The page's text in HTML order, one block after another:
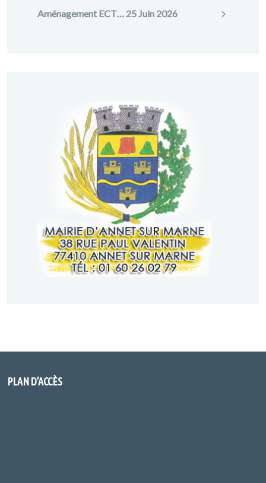
Aménagement ECT… 25 Juin 2026
PLAN D’ACCÈS